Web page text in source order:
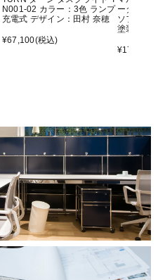
N001-02 カラー：3色 ランプ
充電式 デザイン：田村 奈穂
¥67,100(税込)
ーター ア
ソファ オ
塗装）
¥176,000